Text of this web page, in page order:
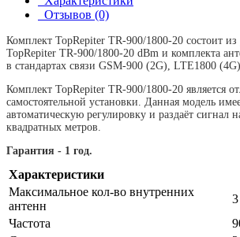
Отзывов (0)
Комплект TopRepiter TR-900/1800-20 состоит из
TopRepiter TR-900/1800-20 dBm и комплекта
в стандартах связи GSM-900 (2G), LTE1800 (4G).
Комплект TopRepiter TR-900/1800-20 является
самостоятельной установки. Данная модель
автоматическую регулировку и раздаёт сигнал
квадратных метров.
Гарантия - 1 год.
Характеристики
Максимальное кол-во внутренних
антенн
3
Частота